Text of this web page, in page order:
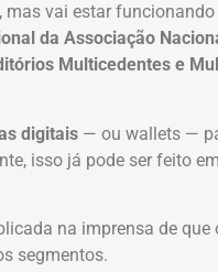
vai estar funcionando
da Associação
Multicedentes e
digitais — ou wallets —
isso já pode ser feito
na imprensa de que
segmentos.